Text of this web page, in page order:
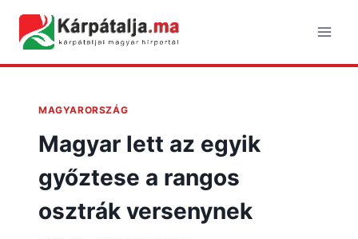
content
MAGYARORSZÁG
Magyar lett az egyik
győztese a rangos
osztrák versenynek